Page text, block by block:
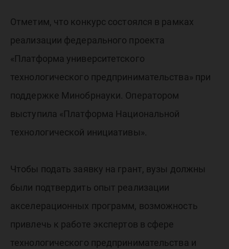
Отметим, что конкурс состоялся в рамках
реализации федерального проекта
«Платформа университетского
технологического предпринимательства» при
поддержке Минобрнауки. Оператором
выступила «Платформа Национальной
технологической инициативы».
Чтобы подать заявку на грант, вузы должны
были подтвердить опыт реализации
акселерационных программ, возможность
привлечь к работе экспертов в сфере
технологического предпринимательства и